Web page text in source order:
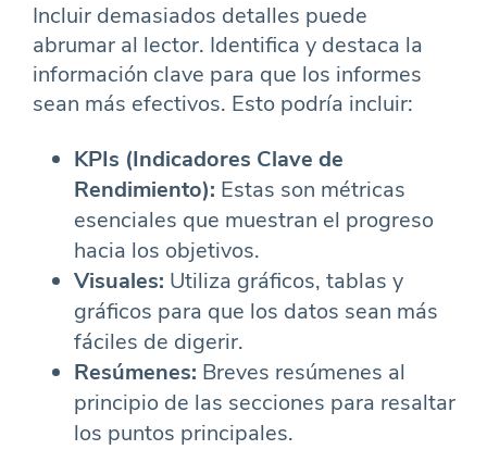
Incluir demasiados detalles puede
abrumar al lector. Identifica y destaca la
información clave para que los informes
sean más efectivos. Esto podría incluir:
KPIs (Indicadores Clave de
Rendimiento): Estas son métricas
esenciales que muestran el progreso
hacia los objetivos.
Visuales: Utiliza gráficos, tablas y
gráficos para que los datos sean más
fáciles de digerir.
Resúmenes: Breves resúmenes al
principio de las secciones para resaltar
los puntos principales.